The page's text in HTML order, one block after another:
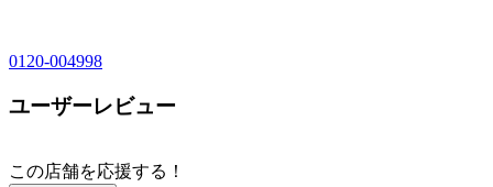
0120-004998
ユーザーレビュー
この店舗を応援する！